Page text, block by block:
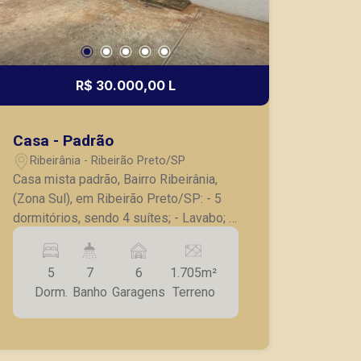
R$ 30.000,00 L
Casa - Padrão
Ribeirânia - Ribeirão Preto/SP
Casa mista padrão, Bairro Ribeirânia,
(Zona Sul), em Ribeirão Preto/SP: - 5
dormitórios, sendo 4 suítes; - Lavabo; -
Sala para 3 ambientes; - Escritório, -
Copa; - Cozinha; - Despensa; - Área de
serviço; - Dependência de empregada, -
Área de lazer com piscina,
churrasqueira e vestiário; - Jardim; -
cobertas. Também temos imóveis no
5
Dorm.
7
Banho
6
Garagens
1.705m²
Terreno